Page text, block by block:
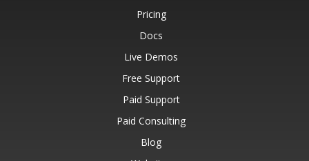
Pricing
Docs
Live Demos
Free Support
Paid Support
Paid Consulting
Blog